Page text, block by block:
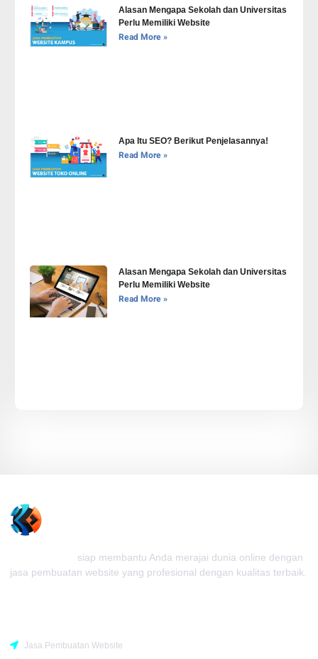
Alasan Mengapa Sekolah dan Universitas
Perlu Memiliki Website
Read More »
Apa Itu SEO? Berikut Penjelasannya!
Read More »
Alasan Mengapa Sekolah dan Universitas
Perlu Memiliki Website
Read More »
siap membantu Anda merajai dunia online dengan
jasa pembuatan website yang profesional dengan kualitas terbaik.
Jasa Pembuatan Website